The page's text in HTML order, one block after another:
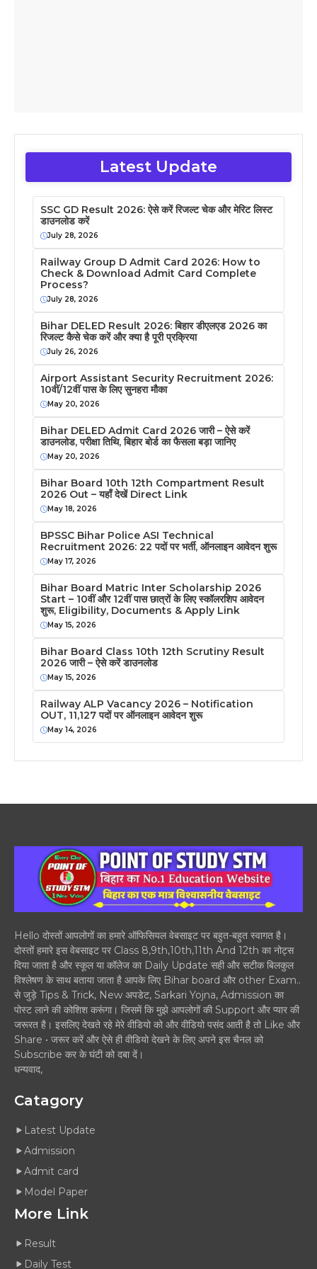
Latest Update
SSC GD Result 2026: ऐसे करें रिजल्ट चेक और मेरिट लिस्ट
डाउनलोड करें
July 28, 2026
Railway Group D Admit Card 2026: How to
Check & Download Admit Card Complete
Process?
July 28, 2026
Bihar DELED Result 2026: बिहार डीएलएड 2026 का
रिजल्ट कैसे चेक करें और क्या है पूरी प्रक्रिया
July 26, 2026
Airport Assistant Security Recruitment 2026:
10वीं/12वीं पास के लिए सुनहरा मौका
May 20, 2026
Bihar DELED Admit Card 2026 जारी – ऐसे करें
डाउनलोड, परीक्षा तिथि, बिहार बोर्ड का फैसला बड़ा जानिए
May 20, 2026
Bihar Board 10th 12th Compartment Result
2026 Out – यहाँ देखें Direct Link
May 18, 2026
BPSSC Bihar Police ASI Technical
Recruitment 2026: 22 पदों पर भर्ती, ऑनलाइन आवेदन शुरू
May 17, 2026
Bihar Board Matric Inter Scholarship 2026
Start – 10वीं और 12वीं पास छात्रों के लिए स्कॉलरशिप आवेदन
शुरू, Eligibility, Documents & Apply Link
May 15, 2026
Bihar Board Class 10th 12th Scrutiny Result
2026 जारी – ऐसे करें डाउनलोड
May 15, 2026
Railway ALP Vacancy 2026 – Notification
OUT, 11,127 पदों पर ऑनलाइन आवेदन शुरू
May 14, 2026
Hello दोस्तों आपलोगों का हमारे ऑफिसियल वेबसाइट पर बहुत-बहुत स्वागत है।
दोस्तों हमारे इस वेबसाइट पर Class 8,9th,10th,11th And 12th का नोट्स
दिया जाता है और स्कूल या कॉलेज का Daily Update सही और सटीक बिलकुल
विश्लेषण के साथ बताया जाता है आपके लिए Bihar board और other Exam..
से जुड़े Tips & Trick, New अपडेट, Sarkari Yojna, Admission का
पोस्ट लाने की कोशिश करूंगा। जिसमें कि मुझे आपलोगों की Support और प्यार की
जरूरत है। इसलिए देखते रहे मेरे वीडियो को और वीडियो पसंद आती है तो Like और
Share • जरूर करें और ऐसे ही वीडियो देखने के लिए अपने इस चैनल को
Subscribe कर के घंटी को दबा दें।
धन्यवाद,
Catagory
Latest Update
Admission
Admit card
Model Paper
More Link
Result
Daily Test